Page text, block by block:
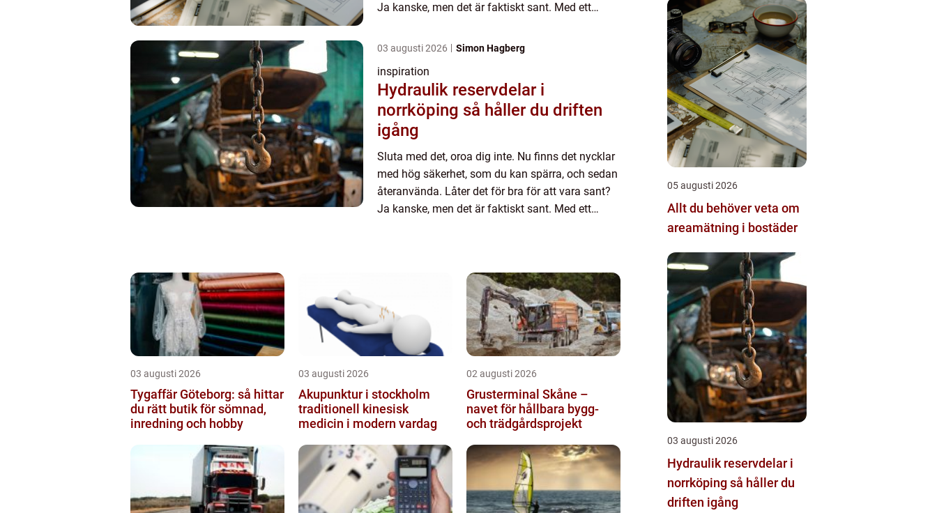
Ja kanske, men det är faktiskt sant. Med ett
03 augusti 2026 Simon Hagberg
inspiration
Hydraulik reservdelar i
norrköping så håller du driften
igång
Sluta med det, oroa dig inte. Nu finns det nycklar
med hög säkerhet, som du kan spärra, och sedan
återanvända. Låter det för bra för att vara sant?
Ja kanske, men det är faktiskt sant. Med ett
03 augusti 2026
Tygaffär Göteborg: så hittar
du rätt butik för sömnad,
inredning och hobby
03 augusti 2026
Akupunktur i stockholm
traditionell kinesisk
medicin i modern vardag
02 augusti 2026
Grusterminal Skåne –
navet för hållbara bygg-
och trädgårdsprojekt
05 augusti 2026
Allt du behöver veta om
areamätning i bostäder
03 augusti 2026
Hydraulik reservdelar i
norrköping så håller du
driften igång